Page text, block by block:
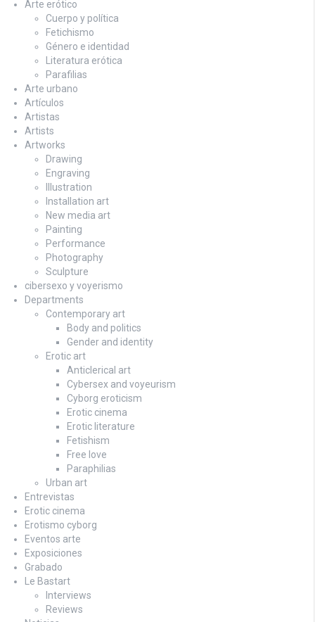
Arte erótico
Cuerpo y política
Fetichismo
Género e identidad
Literatura erótica
Parafilias
Arte urbano
Artículos
Artistas
Artists
Artworks
Drawing
Engraving
Illustration
Installation art
New media art
Painting
Performance
Photography
Sculpture
cibersexo y voyerismo
Departments
Contemporary art
Body and politics
Gender and identity
Erotic art
Anticlerical art
Cybersex and voyeurism
Cyborg eroticism
Erotic cinema
Erotic literature
Fetishism
Free love
Paraphilias
Urban art
Entrevistas
Erotic cinema
Erotismo cyborg
Eventos arte
Exposiciones
Grabado
Le Bastart
Interviews
Reviews